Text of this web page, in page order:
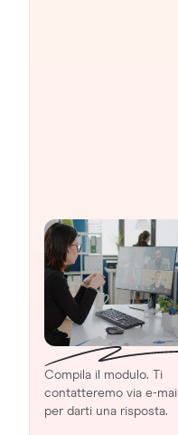
Compila il modulo. Ti
contatteremo via e-mail
per darti una risposta.